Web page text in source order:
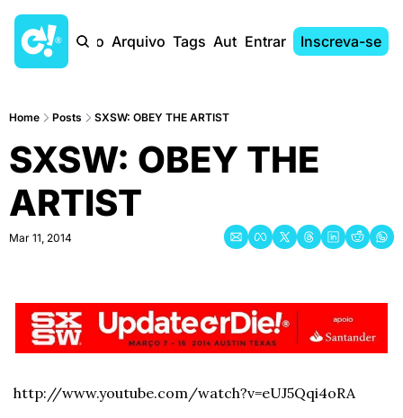
Início Arquivo Tags AutoresEntrar Inscreva-se
Home Posts SXSW: OBEY THE ARTIST
SXSW: OBEY THE
ARTIST
Mar 11, 2014
http://www.youtube.com/watch?v=eUJ5Qqi4oRA